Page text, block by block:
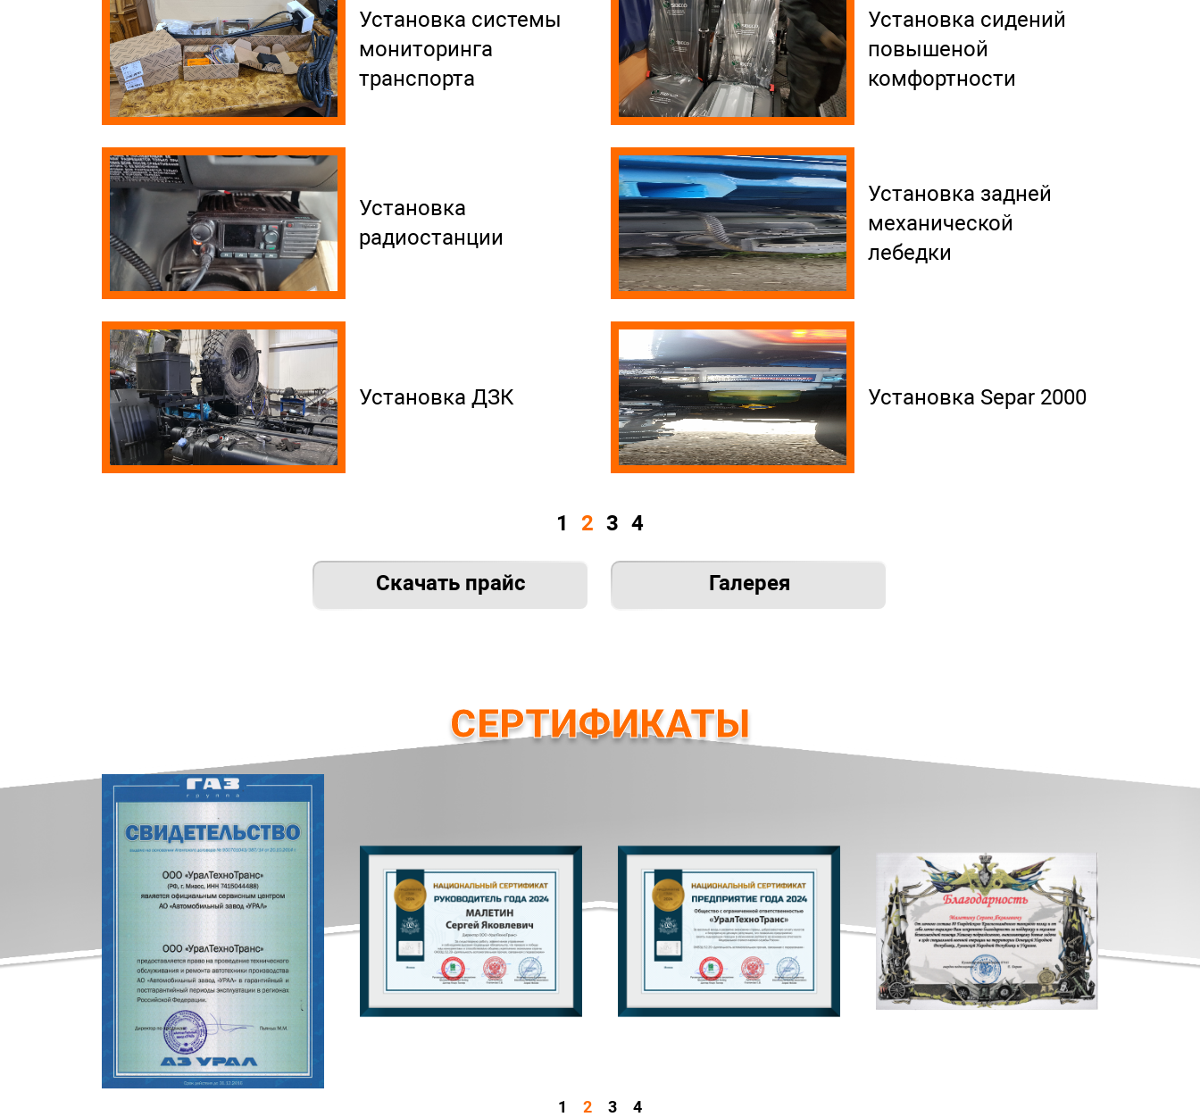
Установка системы
мониторинга
транспорта
Установка сидений
повышеной
комфортности
Установка
радиостанции
Установка задней
механической
лебедки
Установка ДЗК Установка Separ 2000
1 2 3 4
Скачать прайс Галерея
СЕРТИФИКАТЫ
1 2 3 4